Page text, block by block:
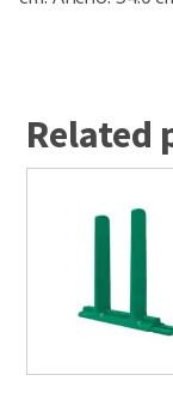
Related